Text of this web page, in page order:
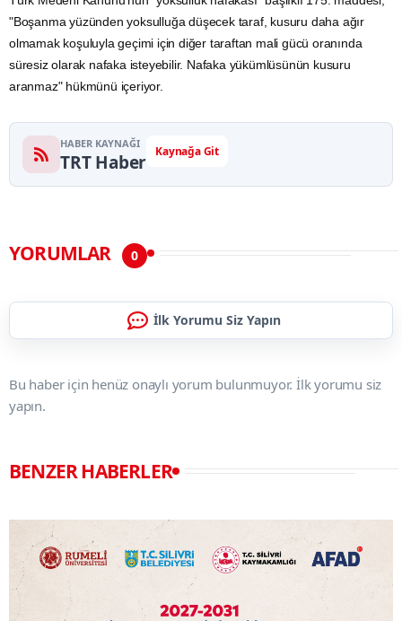
"Boşanma yüzünden yoksulluğa düşecek taraf, kusuru daha ağır
olmamak koşuluyla geçimi için diğer taraftan mali gücü oranında
süresiz olarak nafaka isteyebilir. Nafaka yükümlüsünün kusuru
aranmaz" hükmünü içeriyor.
HABER KAYNAĞI
TRT Haber Kaynağa Git
YORUMLAR 0
İlk Yorumu Siz Yapın
Bu haber için henüz onaylı yorum bulunmuyor. İlk yorumu siz
yapın.
BENZER HABERLER